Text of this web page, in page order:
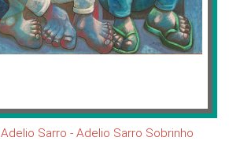
Adelio Sarro - Adelio Sarro Sobrinho